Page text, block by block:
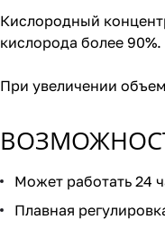
Кислородный
кислорода более 90%.
При увеличении
Может работать 24
Плавная